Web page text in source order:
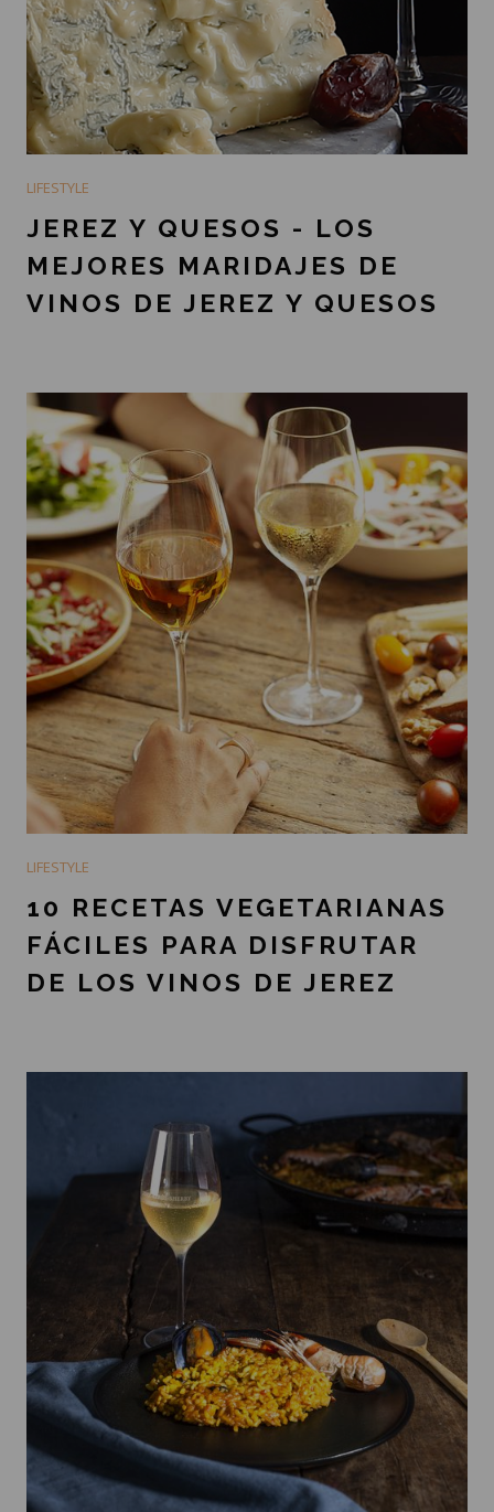
LIFESTYLE
JEREZ Y QUESOS - LOS
MEJORES MARIDAJES DE
VINOS DE JEREZ Y QUESOS
LIFESTYLE
10 RECETAS VEGETARIANAS
FÁCILES PARA DISFRUTAR
DE LOS VINOS DE JEREZ